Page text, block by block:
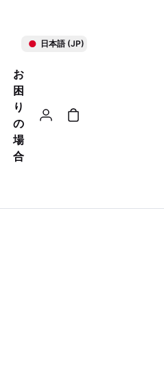
日本語 (JP)
お
困
り
の
場
合